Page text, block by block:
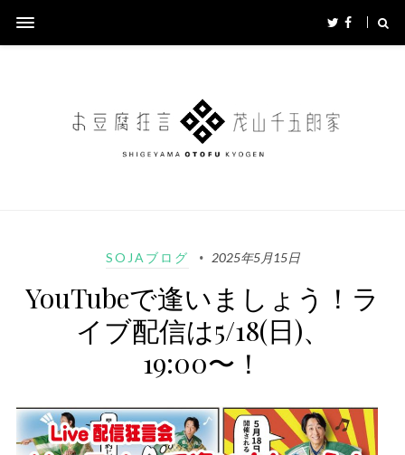
SOJAブログ 2025年5月15日
YouTubeで逢いましょう！ラ
イブ配信は5/18(日)、
19:00〜！